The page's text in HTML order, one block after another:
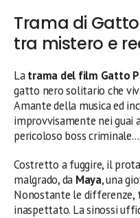
Trama di
tra mistero e
Latrama del film Gatto
gatto nero solitario che
Amante della musica ed
improvvisamente nei guai
pericoloso boss criminale…
Costretto a fuggire, il
malgrado, da Maya, una
Nonostante le differenze,
inaspettato. La sinossi